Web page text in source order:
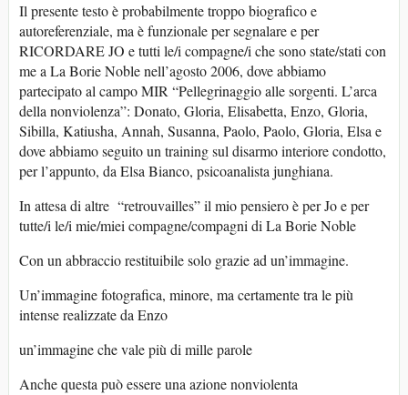
Il presente testo è probabilmente troppo biografico e
autoreferenziale, ma è funzionale per segnalare e per
RICORDARE JO e tutti le/i compagne/i che sono state/stati con
me a La Borie Noble nell’agosto 2006, dove abbiamo
partecipato al campo MIR “Pellegrinaggio alle sorgenti. L’arca
della nonviolenza”: Donato, Gloria, Elisabetta, Enzo, Gloria,
Sibilla, Katiusha, Annah, Susanna, Paolo, Paolo, Gloria, Elsa e
dove abbiamo seguito un training sul disarmo interiore condotto,
per l’appunto, da Elsa Bianco, psicoanalista junghiana.
In attesa di altre “retrouvailles” il mio pensiero è per Jo e per
tutte/i le/i mie/miei compagne/compagni di La Borie Noble
Con un abbraccio restituibile solo grazie ad un’immagine.
Un’immagine fotografica, minore, ma certamente tra le più
intense realizzate da Enzo
un’immagine che vale più di mille parole
Anche questa può essere una azione nonviolenta